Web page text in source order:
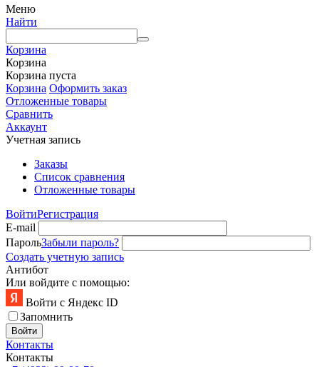
Меню
Найти
Корзина
Корзина
Корзина пуста
Корзина Оформить заказ
Отложенные товары
Сравнить
Аккаунт
Учетная запись
Заказы
Список сравнения
Отложенные товары
ВойтиРегистрация
E-mail
ПарольЗабыли пароль?
Создать учетную запись
Антибот
Или войдите с помощью:
Войти с Яндекс ID
Запомнить
Войти
Контакты
Контакты